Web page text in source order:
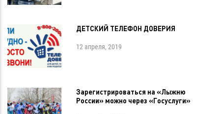
ДЕТСКИЙ ТЕЛЕФОН ДОВЕРИЯ
12 апреля, 2019
Зарегистрироваться на «Лыжню
России» можно через «Госуслуги»